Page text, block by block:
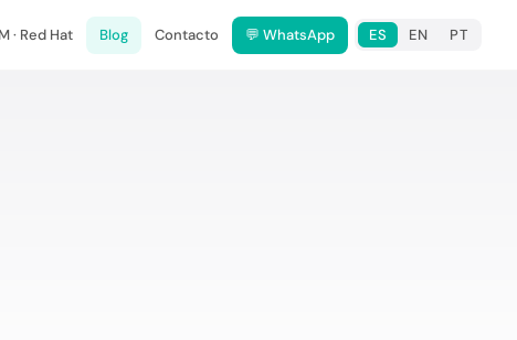
· Red Hat Blog Contacto 💬 WhatsApp ES EN PT